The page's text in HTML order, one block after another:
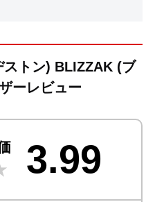
ストン) BLIZZAK (ブ
ーレビュー
3.99